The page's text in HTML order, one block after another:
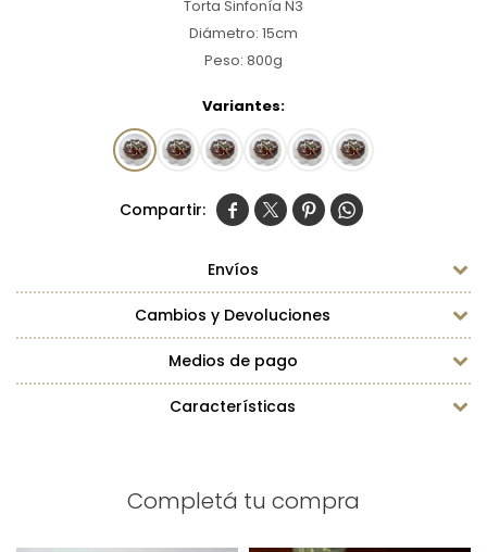
Torta Sinfonía N3
Diámetro: 15cm
Peso: 800g
Variantes:
   
Envíos
Cambios y Devoluciones
Medios de pago
Características
Completá tu compra